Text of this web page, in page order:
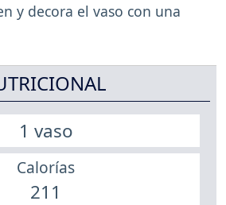
y decora el vaso con una
1 vaso
Calorías
211